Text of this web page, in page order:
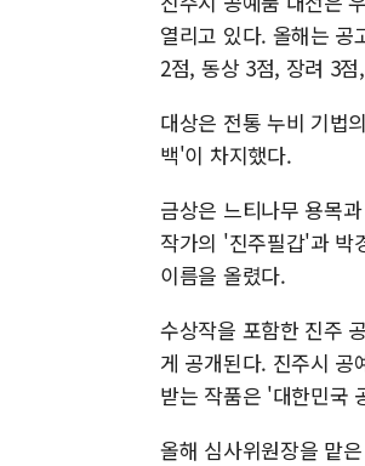
열리고 있다. 올해는 공
2점, 동상 3점, 장려 3
대상은 전통 누비 기법
백'이 차지했다.
금상은 느티나무 용목
작가의 '진주필갑'과 박
이름을 올렸다.
수상작을 포함한 진주
게 공개된다. 진주시
받는 작품은 '대한민국
올해 심사위원장을 맡